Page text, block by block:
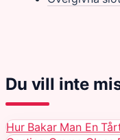
Du vill inte
Hur Bakar Man En